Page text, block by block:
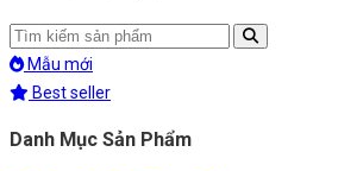
Mẫu mới
Best seller
Danh Mục Sản Phẩm